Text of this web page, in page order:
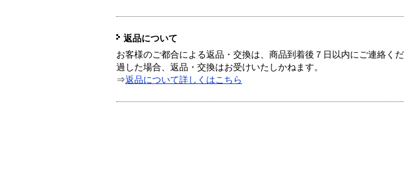
返品について
お客様のご都合による返品・交換は、商品到着後７日以内にご連絡く
過した場合、返品・交換はお受けいたしかねます。
⇒返品について詳しくはこちら